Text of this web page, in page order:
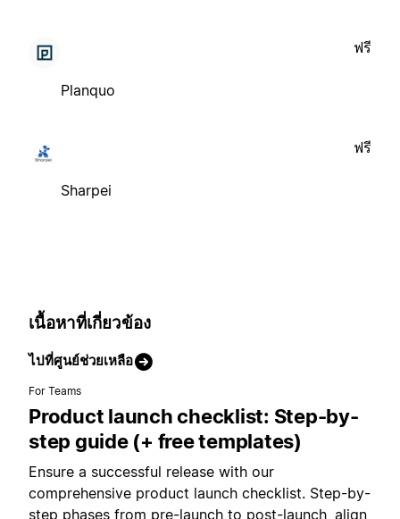
Planquo
ฟรี
Sharpei
ฟรี
เนื้อหาที่เกี่ยวข้อง
ไปที่ศูนย์ช่วยเหลือ
For Teams
Product launch checklist: Step-by-
step guide (+ free templates)
Ensure a successful release with our
comprehensive product launch checklist. Step-by-
step phases from pre-launch to post-launch, align